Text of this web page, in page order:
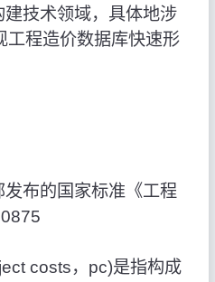
技术领域，具体地涉
工程造价数据库快速形
布的国家标准《工程
costs，pc)是指构成